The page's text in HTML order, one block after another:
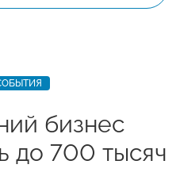
бизнес
до 700 тысяч